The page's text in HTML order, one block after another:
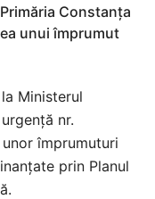
Constanța
unui împrumut
Ministerul
nr.
împrumuturi
prin Planul